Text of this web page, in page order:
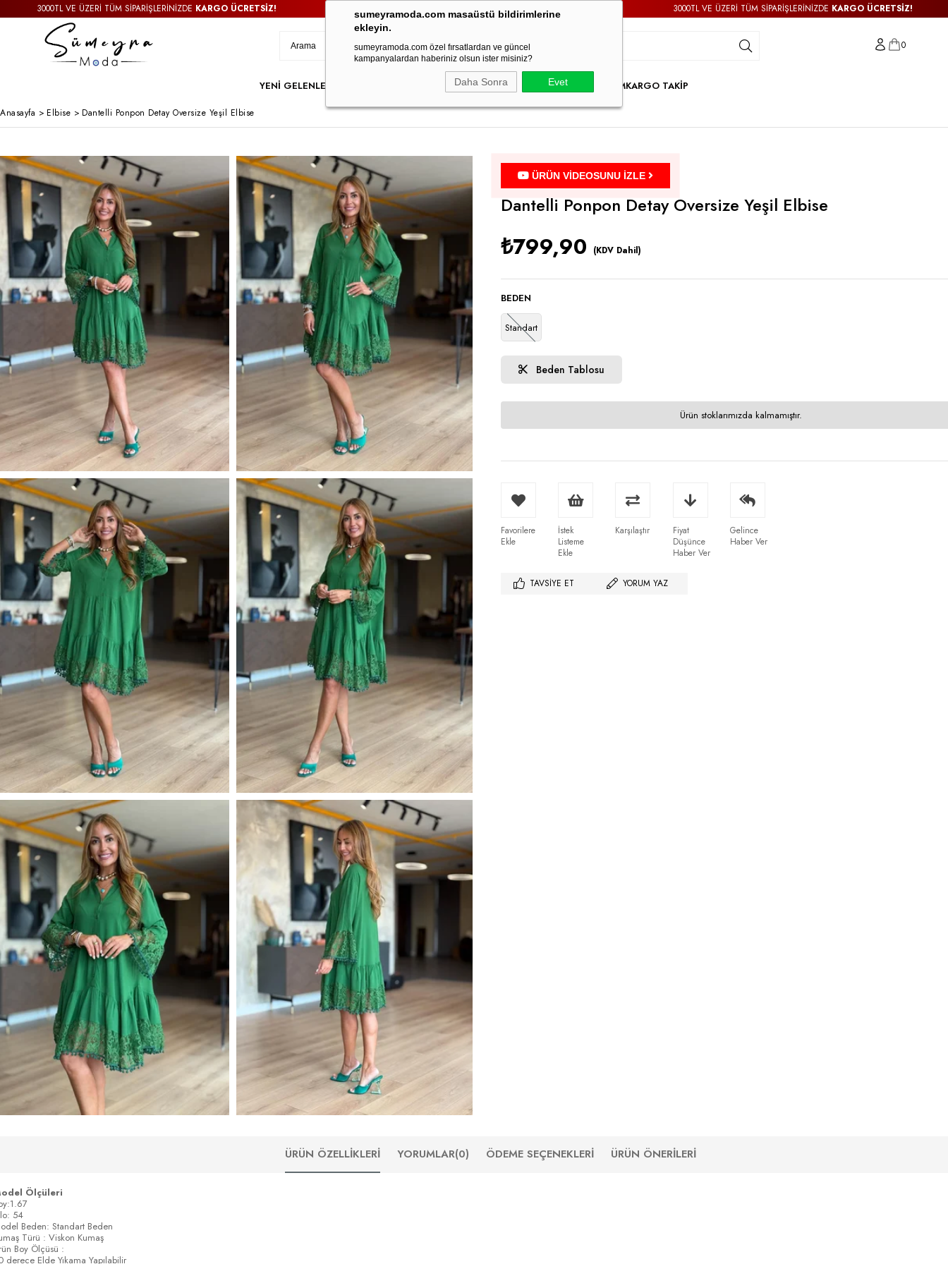
sumeyramoda.com masaüstü bildirimlerine
ekleyin.
sumeyramoda.com özel fırsatlardan ve güncel
kampanyalardan haberiniz olsun ister misiniz?
Daha Sonra Evet
3000TL VE ÜZERİ TÜM SİPARİŞLERİNİZDE KARGO ÜCRETSİZ! 3000TL VE ÜZERİ TÜM SİPARİŞLERİNİZDE KARGO ÜCRETSİZ! 3000TL VE ÜZERİ TÜM SİPARİŞLERİNİZDE KARGO ÜCRETSİZ!
0
YENİ GELENLER ALT GİYİMDIŞ GİYİMTAKIM PARTY WEAR İNDİRİMKARGO TAKİP
Anasayfa > Elbise > Dantelli Ponpon Detay Oversize Yeşil Elbise
ÜRÜN VİDEOSUNU İZLE
Dantelli Ponpon Detay Oversize Yeşil Elbise
₺799,90 (KDV Dahil)
BEDEN
Standart
Beden Tablosu
Ürün stoklarımızda kalmamıştır.
Favorilere
Ekle
İstek
Listeme
Ekle
Karşılaştır
Fiyat
Düşünce
Haber Ver
Gelince
Haber Ver
TAVSIYE ET YORUM YAZ
ÜRÜN ÖZELLIKLERI YORUMLAR(0) ÖDEME SEÇENEKLERI ÜRÜN ÖNERILERI
Ölçüleri
54
Beden: Standart Beden
Türü : Viskon Kumaş
Boy Ölçüsü :
derece Elde Yıkama Yapılabilir